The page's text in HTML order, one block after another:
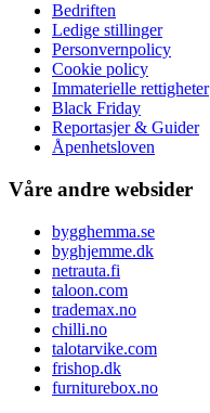
Bedriften
Ledige stillinger
Personvernpolicy
Cookie policy
Immaterielle rettigheter
Black Friday
Reportasjer & Guider
Åpenhetsloven
Våre andre websider
bygghemma.se
byghjemme.dk
netrauta.fi
taloon.com
trademax.no
chilli.no
talotarvike.com
frishop.dk
furniturebox.no